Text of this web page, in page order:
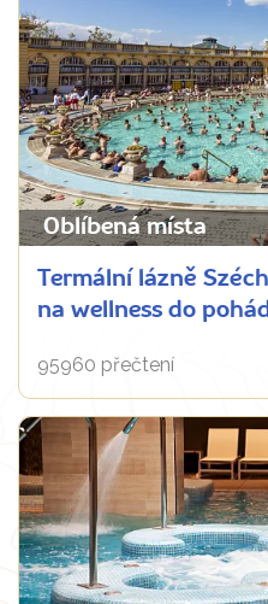
Oblíbená místa
Termální lázně
na wellness do
95960 přečtení